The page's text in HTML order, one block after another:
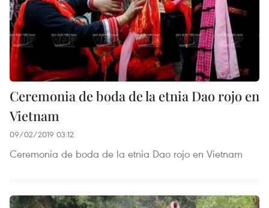
Ceremonia de boda de la etnia Dao rojo en
Vietnam
09/02/2019 03:12
Ceremonia de boda de la etnia Dao rojo en Vietnam